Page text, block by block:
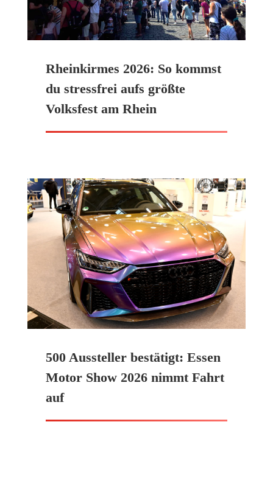
Rheinkirmes 2026: So kommst
du stressfrei aufs größte
Volksfest am Rhein
500 Aussteller bestätigt: Essen
Motor Show 2026 nimmt Fahrt
auf